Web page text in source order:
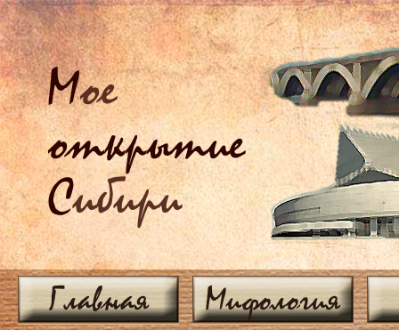
Мое
открытие
Сибири
Главная Мифология